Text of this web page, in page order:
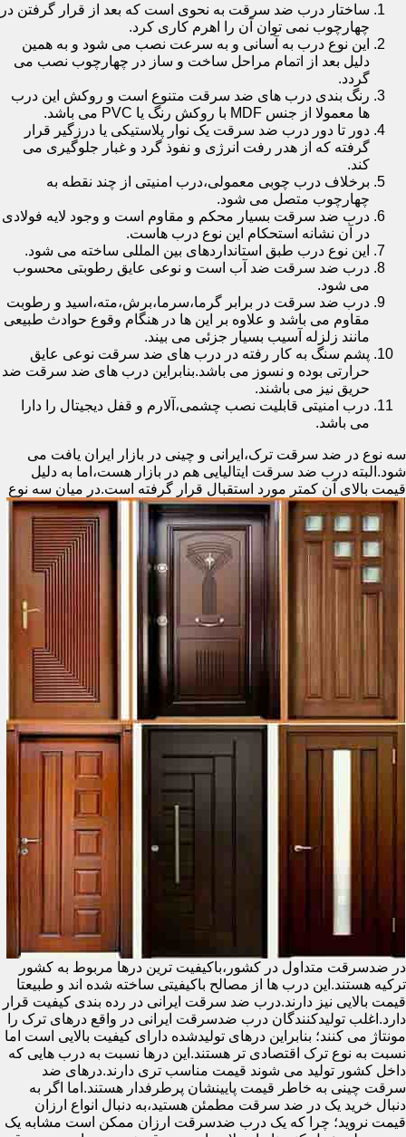
ساختار درب ضد سرقت به نحوی است که بعد از قرار گرفتن در
چهارچوب نمی توان آن را اهرم کاری کرد.
این نوع درب به آسانی و به سرعت نصب می شود و به همین
دلیل بعد از اتمام مراحل ساخت و ساز در چهارچوب نصب می
گردد.
رنگ بندی درب های ضد سرقت متنوع است و روکش این درب
ها معمولا از جنس MDF با روکش رنگ یا PVC می باشد.
دور تا دور درب ضد سرقت یک نوار پلاستیکی یا درزگیر قرار
گرفته که از هدر رفت انرژی و نفوذ گرد و غبار جلوگیری می
کند.
برخلاف درب چوبی معمولی،درب امنیتی از چند نقطه به
چهارچوب متصل می شود.
درب ضد سرقت بسیار محکم و مقاوم است و وجود لایه فولادی
در آن نشانه استحکام این نوع درب هاست.
این نوع درب طبق استانداردهای بین المللی ساخته می شود.
درب ضد سرقت ضد آب است و نوعی عایق رطوبتی محسوب
می شود.
درب ضد سرقت در برابر گرما،سرما،برش،مته،اسید و رطوبت
مقاوم می باشد و علاوه بر این ها در هنگام وقوع حوادث طبیعی
مانند زلزله آسیب بسیار جزئی می بیند.
پشم سنگ به کار رفته در درب های ضد سرقت نوعی عایق
حرارتی بوده و نسوز می باشد.بنابراین درب های ضد سرقت ضد
حریق نیز می باشند.
درب امنیتی قابلیت نصب چشمی،آلارم و قفل دیجیتال را دارا
می باشد.
سه نوع در ضد سرقت ترک،ایرانی و چینی در بازار ایران یافت می
شود.البته درب ضد سرقت ایتالیایی هم در بازار هست،اما به دلیل
قیمت بالای آن کمتر مورد استقبال قرار گرفته است.در میان سه نوع
در ضدسرقت متداول در کشور،باکیفیت ترین درها مربوط به کشور
ترکیه هستند.این درب ها از مصالح باکیفیتی ساخته شده اند و طبیعتا
قیمت بالایی نیز دارند.درب ضد سرقت ایرانی در رده بندی کیفیت قرار
دارد.اغلب تولیدکنندگان درب ضدسرقت ایرانی در واقع درهای ترک را
مونتاژ می کنند؛ بنابراین درهای تولیدشده دارای کیفیت بالایی است اما
نسبت به نوع ترک اقتصادی تر هستند.این درها نسبت به درب هایی که
داخل کشور تولید می شوند قیمت مناسب تری دارند.درهای ضد
سرقت چینی به خاطر قیمت پایینشان پرطرفدار هستند.اما اگر به
دنبال خرید یک در ضد سرقت مطمئن هستید،به دنبال انواع ارزان
قیمت نروید؛ چرا که یک درب ضدسرقت ارزان ممکن است مشابه یک